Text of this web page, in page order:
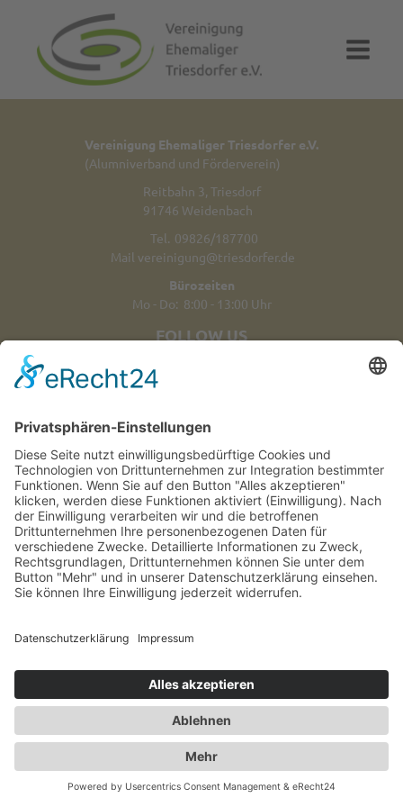
Vereinigung Ehemaliger Triesdorfer e.V.
(Alumniverband und Förderverein)
Reitbahn 3, Triesdorf
91746 Weidenbach
Tel. 09826/187700
Mail vereinigung@triesdorfer.de
Bürozeiten
Mo - Do: 8:00 - 13:00 Uhr
FOLLOW US
KONTAKT | IMPRESSUM